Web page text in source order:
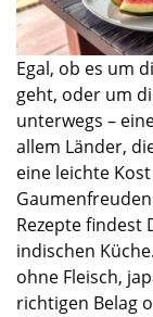
Egal, ob es um
geht, oder um
unterwegs –
allem Länder,
eine leichte
Rezepte findest
indischen
ohne Fleisch,
richtigen Belag